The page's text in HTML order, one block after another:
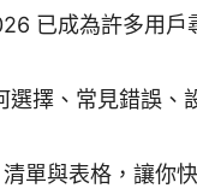
已成為許多用
擇、常見錯誤、
單與表格，讓你